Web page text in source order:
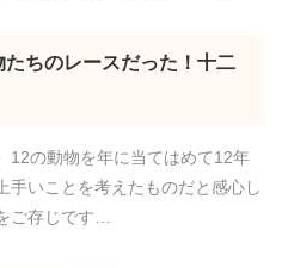
ちのレースだった！十二
12の動物を年に当てはめて12年
手いことを考えたものだと感心し
ご存じです…